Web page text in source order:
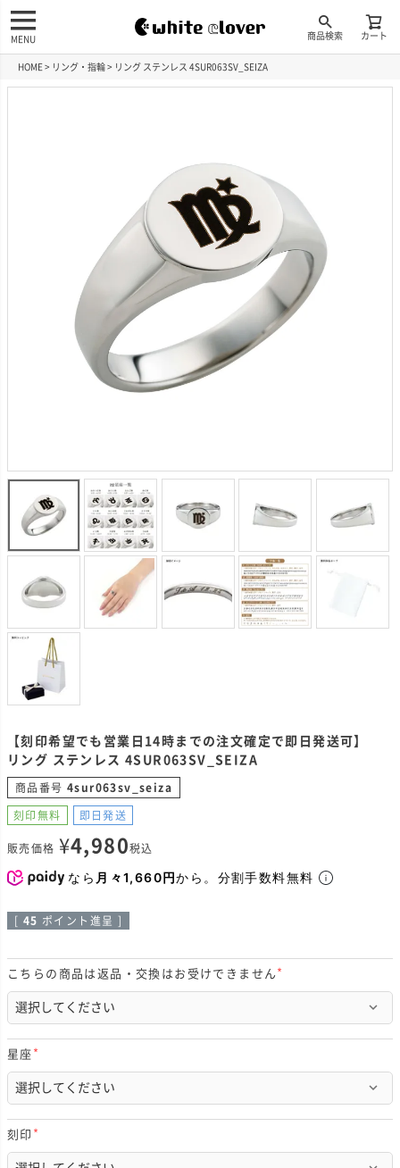
商品検索 カート
MENU
HOME リング・指輪 リング ステンレス 4SUR063SV_SEIZA
【刻印希望でも営業日14時までの注文確定で即日発送可】
リング ステンレス 4SUR063SV_SEIZA
商品番号 4sur063sv_seiza
刻印無料 即日発送
販売価格 ¥4,980税込
なら 月々1,660円から。分割手数料無料
[ 45 ポイント進呈 ]
こちらの商品は返品・交換はお受けできません
)
星座
必
須
)
刻印
必